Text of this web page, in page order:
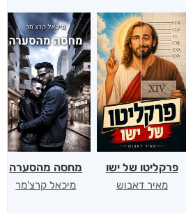
פרקליטו של ישו
מאיר דאבוש
מחסה מהסערה
מיכאל קרצ'מר